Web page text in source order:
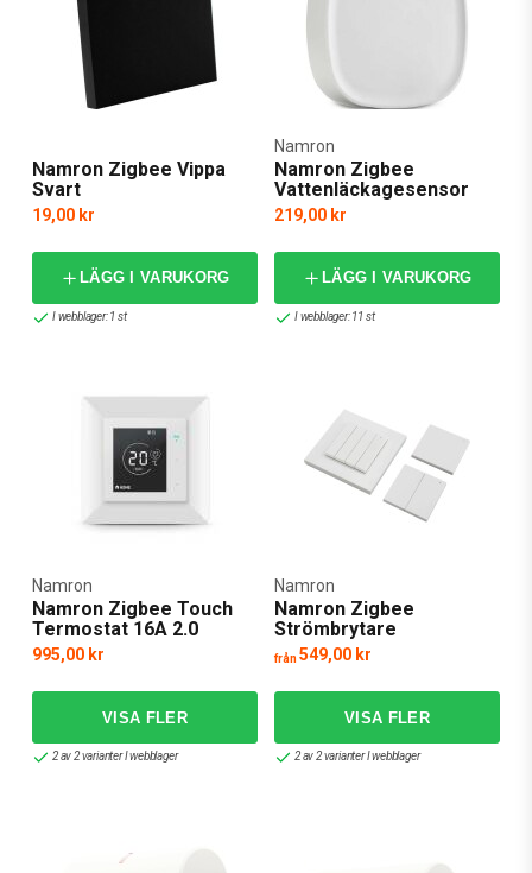
Namron Zigbee Vippa
Svart
19,00 kr
LÄGG I VARUKORG
I webblager: 1 st
Namron Zigbee
Vattenläckagesensor
Namron
219,00 kr
LÄGG I VARUKORG
I webblager: 11 st
Namron Zigbee Touch
Termostat 16A 2.0
Namron
995,00 kr
2 av 2 varianter I webblager
Namron Zigbee
Strömbrytare
Namron
från549,00 kr
2 av 2 varianter I webblager